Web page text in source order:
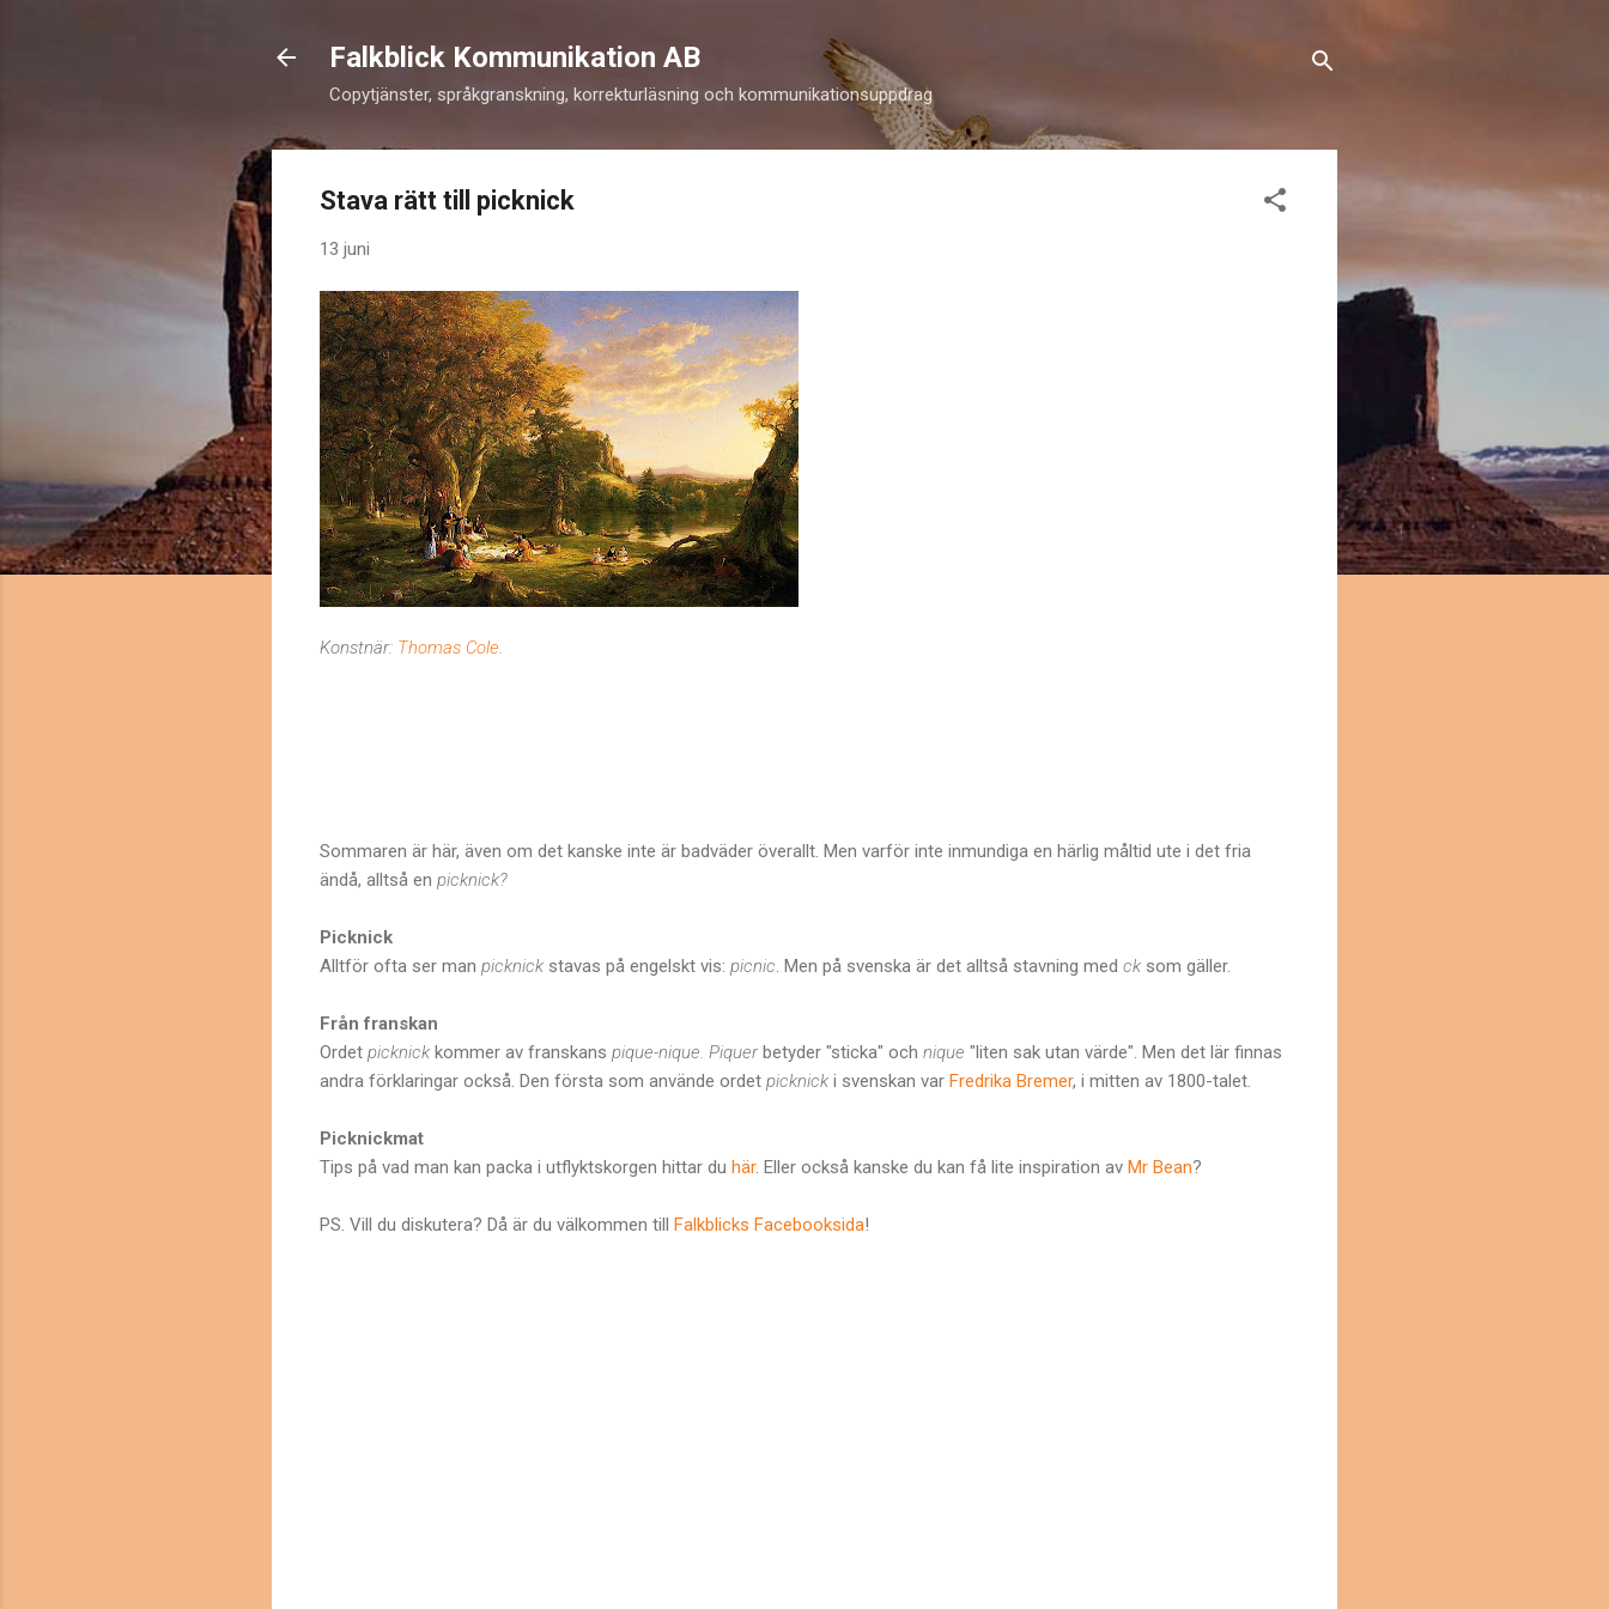
Falkblick Kommunikation AB
Copytjänster, språkgranskning, korrekturläsning och kommunikationsuppdrag
Stava rätt till picknick
13 juni
Konstnär: Thomas Cole
Sommaren är här, även om det kanske inte är badväder överallt. Men varför inte inmundiga en härlig måltid ute i det fria
ändå, alltså en picknick?
Picknick
Alltför ofta ser man picknick stavas på engelskt vis: picnic . Men på svenska är det alltså stavning med ck som gäller.
Från franskan
Ordet picknick kommer av franskans pique-nique. Piquerbetyder "sticka" och nique "liten sak utan värde". Men det lär finnas
andra förklaringar också. Den första som använde ordet picknick i svenskan var Fredrika Bremer, i mitten av 1800-talet.
Picknickmat
Tips på vad man kan packa i utflyktskorgen hittar du här. Eller också kanske du kan få lite inspiration av Mr Bean?
PS. Vill du diskutera? Då är du välkommen till Falkblicks Facebooksida!